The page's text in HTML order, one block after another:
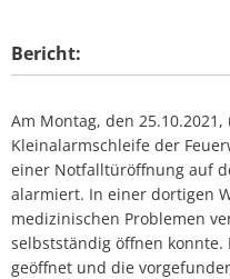
Bericht:
Am Montag, den
Kleinalarmschleife der
einer Notfalltüröffnung auf
alarmiert. In einer dortigen
medizinischen Problemen
selbstständig öffnen
geöffnet und die